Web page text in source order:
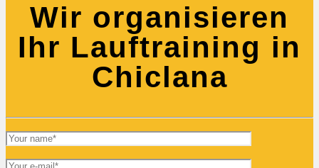
Wir organisieren
Ihr Lauftraining in
Chiclana